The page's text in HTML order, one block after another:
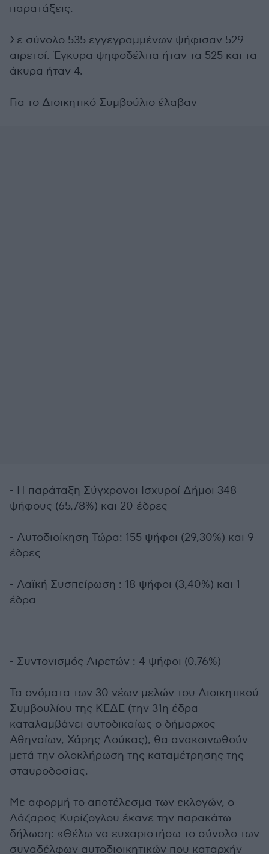
παρατάξεις.
Σε σύνολο 535 εγγεγραμμένων ψήφισαν 529
αιρετοί. Έγκυρα ψηφοδέλτια ήταν τα 525 και τα
άκυρα ήταν 4.
Για το Διοικητικό Συμβούλιο έλαβαν
- Η παράταξη Σύγχρονοι Ισχυροί Δήμοι 348
ψήφους (65,78%) και 20 έδρες
- Αυτοδιοίκηση Τώρα: 155 ψήφοι (29,30%) και 9
έδρες
- Λαϊκή Συσπείρωση : 18 ψήφοι (3,40%) και 1
έδρα
- Συντονισμός Αιρετών : 4 ψήφοι (0,76%)
Τα ονόματα των 30 νέων μελών του Διοικητικού
Συμβουλίου της ΚΕΔΕ (την 31η έδρα
καταλαμβάνει αυτοδικαίως ο δήμαρχος
Αθηναίων, Χάρης Δούκας), θα ανακοινωθούν
μετά την ολοκλήρωση της καταμέτρησης της
σταυροδοσίας.
Με αφορμή το αποτέλεσμα των εκλογών, ο
Λάζαρος Κυρίζογλου έκανε την παρακάτω
δήλωση: «Θέλω να ευχαριστήσω το σύνολο των
συναδέλφων αυτοδιοικητικών που καταρχήν